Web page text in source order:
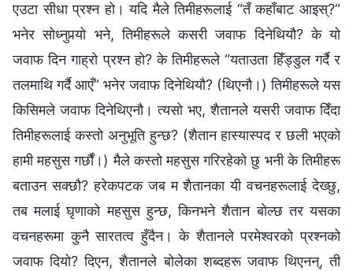
एउटा सीधा प्रश्‍न हो। यदि मैले तिमीहरूलाई “तँ कहाँबाट आइस्?”
भनेर सोध्‍नुपर्‍यो भने, तिमीहरूले कसरी जवाफ दिनेथियौ? के यो
जवाफ दिन गाह्रो प्रश्‍न हो? के तिमीहरूले “यताउता हिँड्डुल गर्दै र
तलमाथि गर्दै आएँ” भनेर जवाफ दिनेथियौ? (थिएनौ।) तिमीहरूले यस
किसिमले जवाफ दिनेथिएनौ। त्यसो भए, शैतानले यसरी जवाफ दिँदा
तिमीहरूलाई कस्तो अनुभूति हुन्छ? (शैतान हास्यास्पद र छली भएको
हामी महसुस गर्छौं।) मैले कस्तो महसुस गरिरहेको छु भनी के तिमीहरू
बताउन सक्छौ? हरेकपटक जब म शैतानका यी वचनहरूलाई देख्छु,
तब मलाई घृणाको महसुस हुन्छ, किनभने शैतान बोल्छ तर यसका
वचनहरूमा कुनै सारतत्व हुँदैन। के शैतानले परमेश्‍वरको प्रश्‍नको
जवाफ दियो? दिएन, शैतानले बोलेका शब्दहरू जवाफ थिएनन्, ती